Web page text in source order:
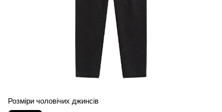
Розміри чоловічих джинсів